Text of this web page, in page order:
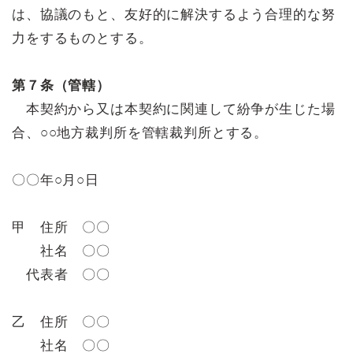
は、協議のもと、友好的に解決するよう合理的な努
力をするものとする。
第７条（管轄）
本契約から又は本契約に関連して紛争が生じた場
合、○○地方裁判所を管轄裁判所とする。
〇〇年○月○日
甲 住所 〇〇
社名 〇〇
代表者 〇〇
乙 住所 〇〇
社名 〇〇